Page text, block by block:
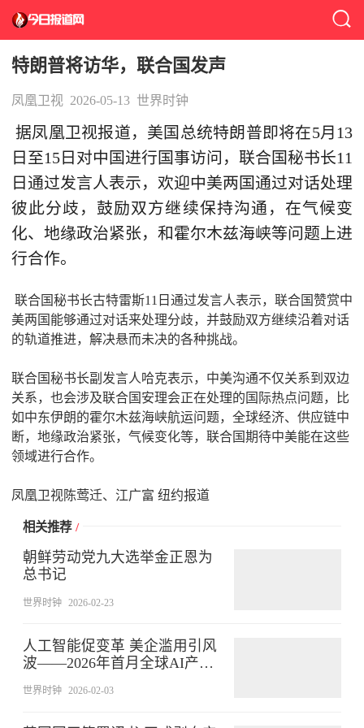
特朗普将访华，联合国发声
凤凰卫视 2026-05-13 世界时钟
据凤凰卫视报道，美国总统特朗普即将在5月13
日至15日对中国进行国事访问，联合国秘书长11
日通过发言人表示，欢迎中美两国通过对话处理
彼此分歧，鼓励双方继续保持沟通，在气候变
化、地缘政治紧张，和霍尔木兹海峡等问题上进
行合作。
联合国秘书长古特雷斯11日通过发言人表示，联合国赞赏中
美两国能够通过对话来处理分歧，并鼓励双方继续沿着对话
的轨道推进，解决悬而未决的各种挑战。
联合国秘书长副发言人哈克表示，中美沟通不仅关系到双边
关系，也会涉及联合国安理会正在处理的国际热点问题，比
如中东伊朗的霍尔木兹海峡航运问题，全球经济、供应链中
断，地缘政治紧张，气候变化等，联合国期待中美能在这些
领域进行合作。
凤凰卫视陈莺迁、江广富 纽约报道
相关推荐 /
朝鲜劳动党九大选举金正恩为
总书记
世界时钟 2026-02-23
人工智能促变革 美企滥用引风
波——2026年首月全球AI产业
世界时钟 2026-02-03